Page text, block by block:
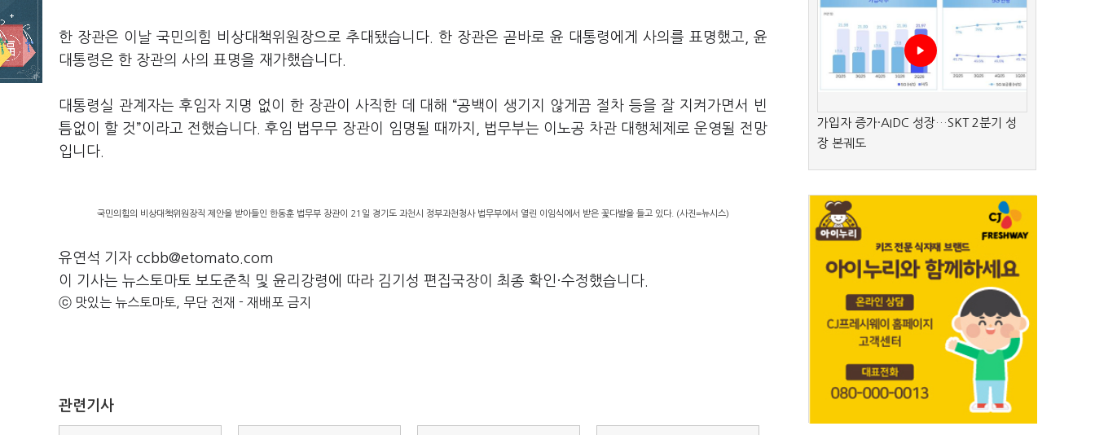
한 장관은 이날 국민의힘 비상대책위원장으로 추대됐습니다. 한 장관은 곧바로 윤 대통령에게 사의를 표명했고, 윤
대통령은 한 장관의 사의 표명을 재가했습니다.
대통령실 관계자는 후임자 지명 없이 한 장관이 사직한 데 대해 “공백이 생기지 않게끔 절차 등을 잘 지켜가면서 빈
틈없이 할 것”이라고 전했습니다. 후임 법무무 장관이 임명될 때까지, 법무부는 이노공 차관 대행체제로 운영될 전망
입니다.
국민의힘의 비상대책위원장직 제안을 받아들인 한동훈 법무부 장관이 21일 경기도 과천시 정부과천청사 법무부에서 열린 이임식에서 받은 꽃다발을 들고 있다. (사진=뉴시스)
유연석 기자 ccbb@etomato.com
이 기사는 뉴스토마토 보도준칙 및 윤리강령에 따라 김기성 편집국장이 최종 확인·수정했습니다.
ⓒ 맛있는 뉴스토마토, 무단 전재 - 재배포 금지
관련기사
가입자 증가·AIDC 성장…SKT 2분기 성
장 본궤도